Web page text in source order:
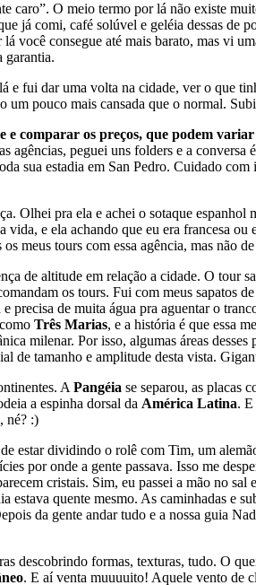
caro”. O meio termo por lá não existe
já comi, café solúvel e geléia dessas
consegue até mais barato, mas vi
garantia.
fui dar uma volta na cidade, ver o que
pouco mais cansada que o normal.
e comparar os preços, que podem
peguei uns folders e a conversa
sua estadia em San Pedro. Cuidado
Olhei pra ela e achei o sotaque
e ela achando que eu era francesa
meus tours com essa agência, mas não
de altitude em relação a cidade. O tour
os tours. Fui com meus sapatos
precisa de muita água pra aguentar o
Três Marias, e a história é que essa
milenar. Por isso, algumas áreas desses
de tamanho e amplitude desta vista.
A Pangéia se separou, as placas
a espinha dorsal da América Latina. E
né? :)
estar dividindo o rolê com Tim, um
por onde a gente passava. Isso me
cristais. Sim, eu passei a mão no
estava quente mesmo. As caminhadas e
da gente andar tudo e a nossa guia
descobrindo formas, texturas, tudo. O
. E aí venta muuuuito! Aquele vento de